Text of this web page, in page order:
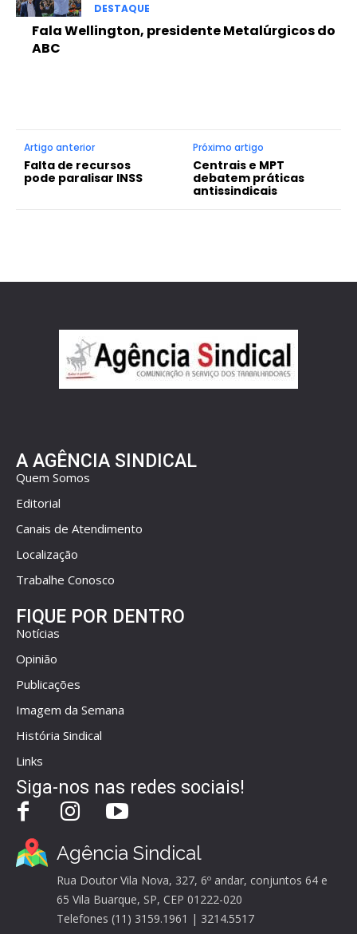
DESTAQUE
Fala Wellington, presidente Metalúrgicos do
ABC
Artigo anterior
Falta de recursos
pode paralisar INSS
Próximo artigo
Centrais e MPT
debatem práticas
antissindicais
A AGÊNCIA SINDICAL
Quem Somos
Editorial
Canais de Atendimento
Localização
Trabalhe Conosco
FIQUE POR DENTRO
Notícias
Opinião
Publicações
Imagem da Semana
História Sindical
Links
Siga-nos nas redes sociais!
Agência Sindical
Rua Doutor Vila Nova, 327, 6º andar, conjuntos 64 e
65 Vila Buarque, SP, CEP 01222-020
Telefones (11) 3159.1961 | 3214.5517